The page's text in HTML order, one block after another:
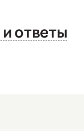
Вопросы и ответы